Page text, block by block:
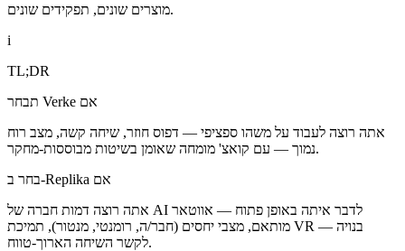
מוצרים שונים, תפקידים שונים.
i
TL;DR
תבחר Verke אם
אתה רוצה לעבוד על משהו ספציפי — דפוס חוזר, שיחה קשה, מצב רוח
נמוך — עם קואצ' מומחה שאומן בשיטות מבוססות-מחקר.
בחר ב-Replika אם
אתה רוצה דמות חברה של AI לדבר איתה באופן פתוח — אווטאר
מותאם, מצבי יחסים (חבר/ה, רומנטי, מנטור), תמיכת VR — בנויה
לקשר השיחה הארוך-טווח.